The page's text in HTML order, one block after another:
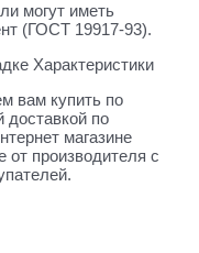
могут иметь
(ГОСТ 19917-93).
Характеристики
вам купить по
доставкой по
магазине
производителя с